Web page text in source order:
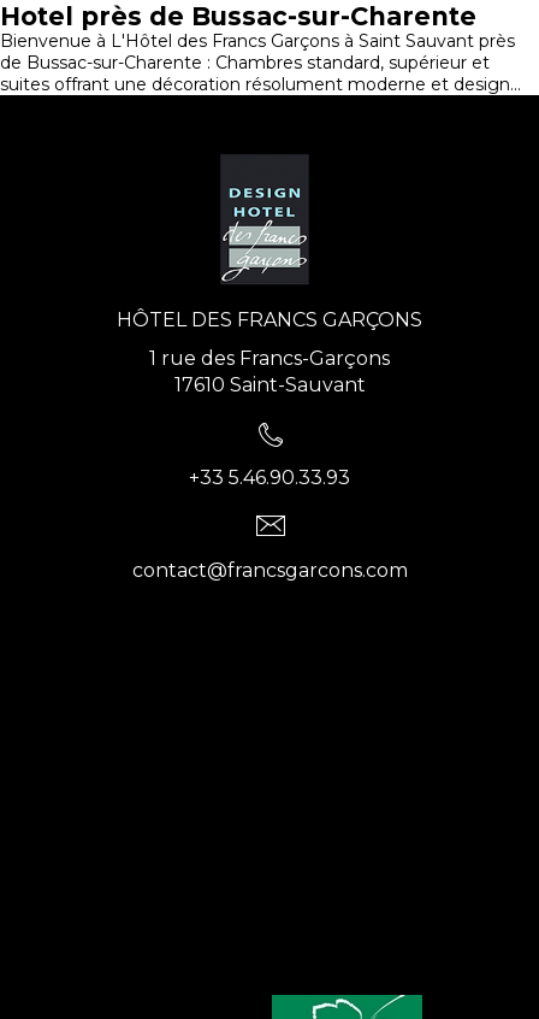
Hotel près de Bussac-sur-Charente
Bienvenue à L'Hôtel des Francs Garçons à Saint Sauvant près
de Bussac-sur-Charente : Chambres standard, supérieur et
suites offrant une décoration résolument moderne et design...
HÔTEL DES FRANCS GARÇONS
1 rue des Francs-Garçons
17610 Saint-Sauvant
+33 5.46.90.33.93
contact@francsgarcons.com